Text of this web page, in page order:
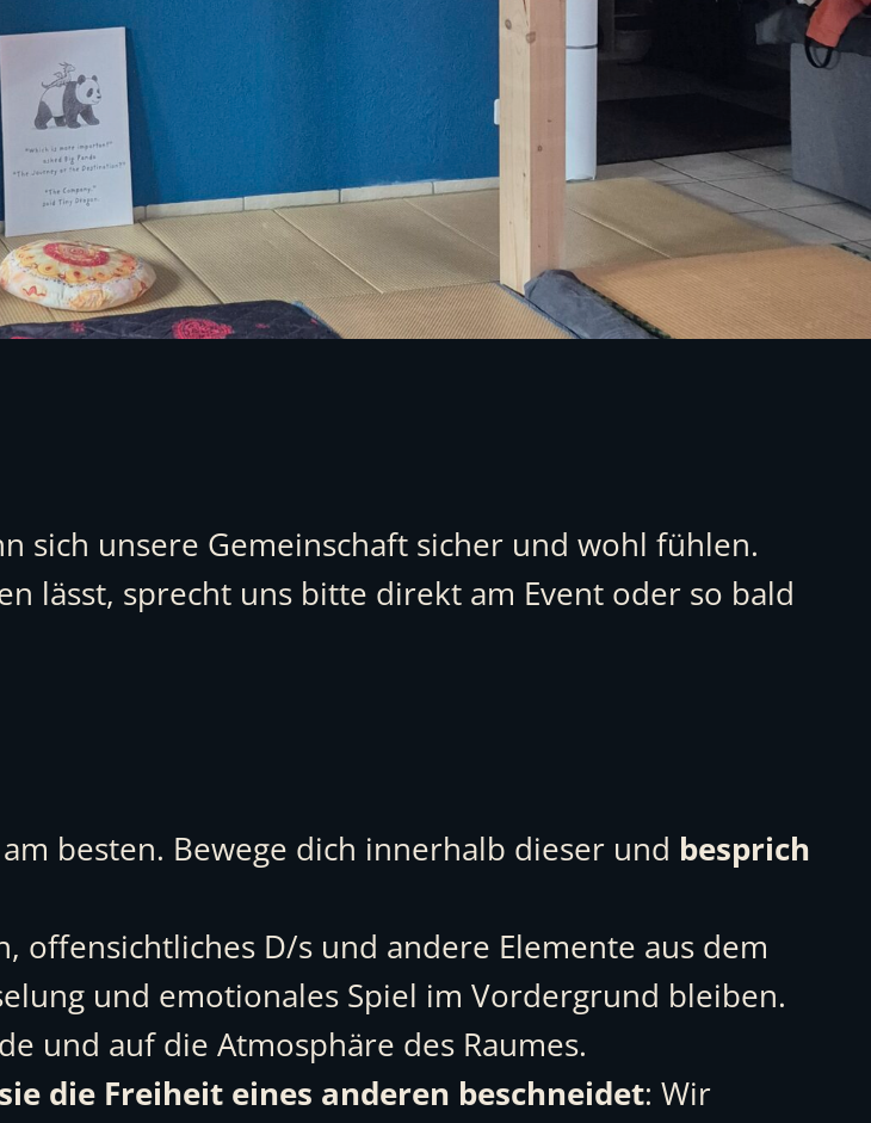
sich unsere Gemeinschaft sicher und wohl fühlen.
lässt, sprecht uns bitte direkt am Event oder so bald
besten. Bewege dich innerhalb dieser und besprich
offensichtliches D/s und andere Elemente aus dem
und emotionales Spiel im Vordergrund bleiben.
und auf die Atmosphäre des Raumes.
die Freiheit eines anderen beschneidet: Wir